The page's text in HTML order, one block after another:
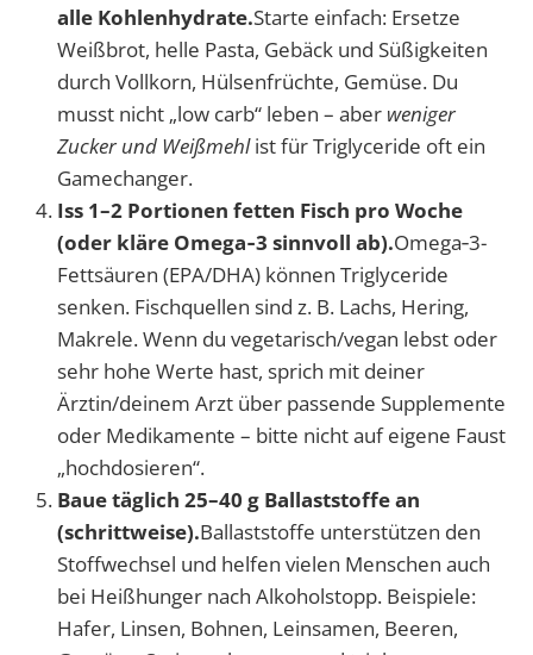
alle Kohlenhydrate.Starte einfach: Ersetze
Weißbrot, helle Pasta, Gebäck und Süßigkeiten
durch Vollkorn, Hülsenfrüchte, Gemüse. Du
musst nicht „low carb“ leben – aber weniger
Zucker und Weißmehlist für Triglyceride oft ein
Gamechanger.
Iss 1–2 Portionen fetten Fisch pro Woche
(oder kläre Omega‑3 sinnvoll ab).Omega‑3-
Fettsäuren (EPA/DHA) können Triglyceride
senken. Fischquellen sind z. B. Lachs, Hering,
Makrele. Wenn du vegetarisch/vegan lebst oder
sehr hohe Werte hast, sprich mit deiner
Ärztin/deinem Arzt über passende Supplemente
oder Medikamente – bitte nicht auf eigene Faust
„hochdosieren“.
Baue täglich 25–40 g Ballaststoffe an
(schrittweise).Ballaststoffe unterstützen den
Stoffwechsel und helfen vielen Menschen auch
bei Heißhunger nach Alkoholstopp. Beispiele:
Hafer, Linsen, Bohnen, Leinsamen, Beeren,